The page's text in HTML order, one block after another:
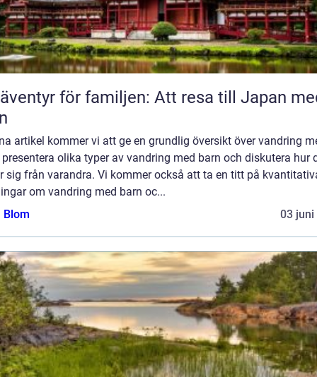
för familjen: Att resa till Japan
artikel kommer vi att ge en grundlig översikt över vandring
presentera olika typer av vandring med barn och diskutera hur
sig från varandra. Vi kommer också att ta en titt på
om vandring med barn oc...
Blom
03 juni